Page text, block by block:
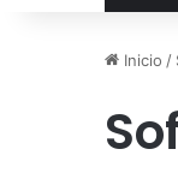
Inicio /